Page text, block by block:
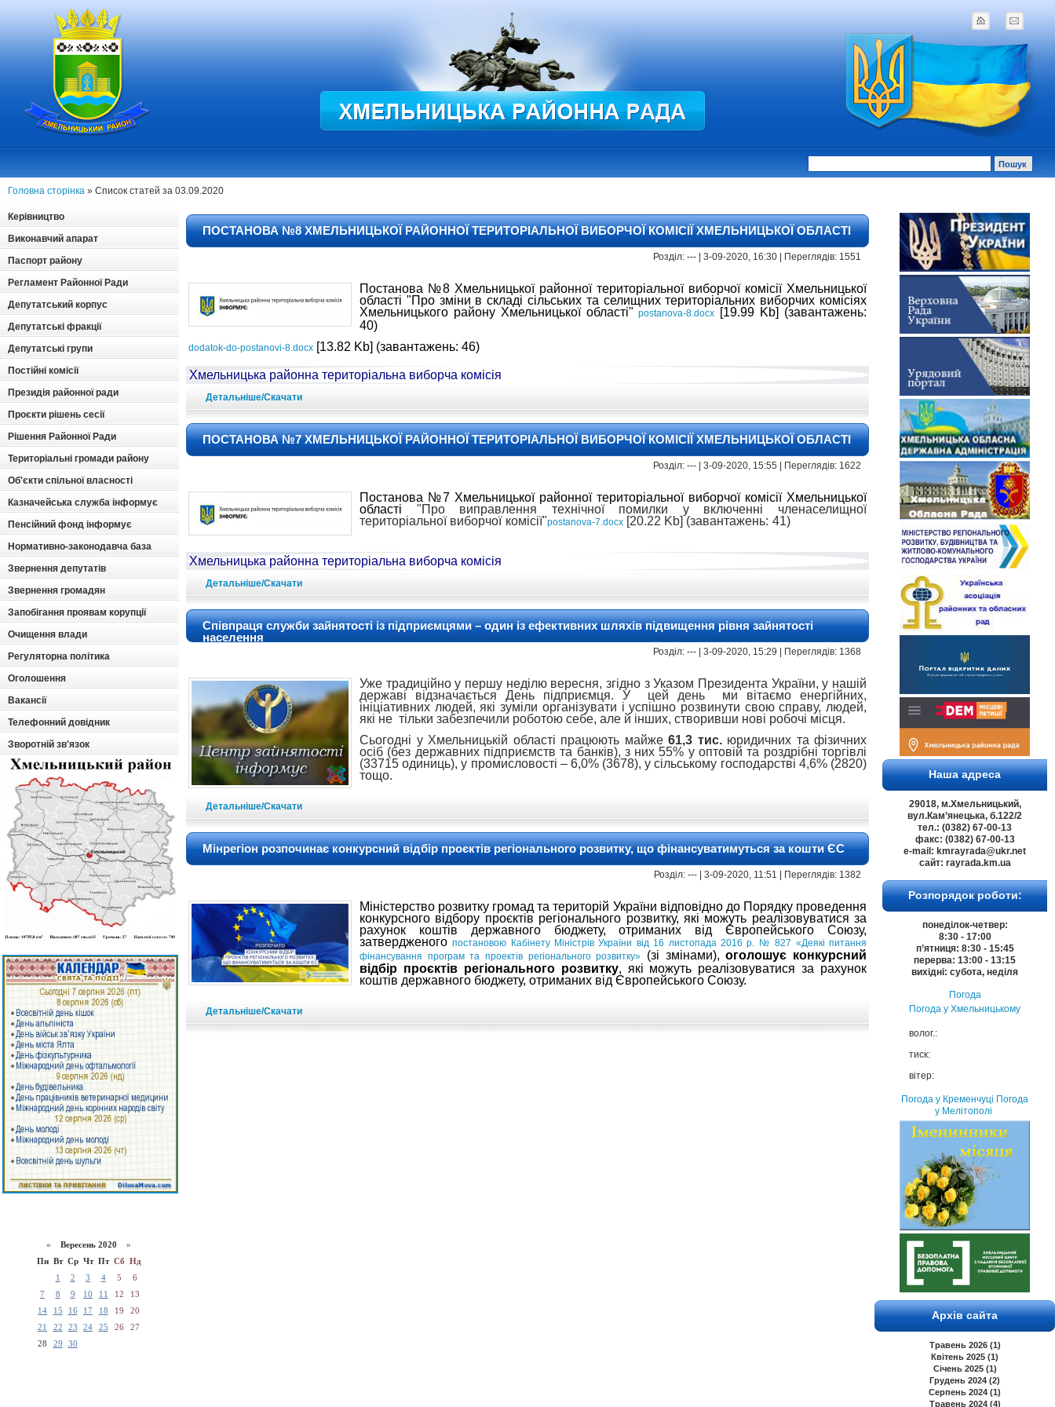
Головна сторінка » Список статей за 03.09.2020
Керівництво
Виконавчий апарат
Паспорт району
Регламент Районної Ради
Депутатський корпус
Депутатські фракції
Депутатські групи
Постійні комісії
Президія районної ради
Проєкти рішень сесії
Рішення Районної Ради
Територіальні громади району
Об'єкти спільної власності
Казначейська служба інформує
Пенсійний фонд інформує
Нормативно-законодавча база
Звернення депутатів
Звернення громадян
Запобігання проявам корупції
Очищення влади
Регуляторна політика
Оголошення
Вакансії
Телефонний довідник
Зворотній зв'язок
« Вересень 2020 »
Пн Вт Ср Чт Пт Сб Нд
1
2 3 4 5
6
7
8 9 10 11 12
13
14
15 16 17 18 19
20
21
22 23 24 25 26
27
28
29 30
Наша адреса
29018, м.Хмельницький,
вул.Кам’янецька, б.122/2
тел.: (0382) 67-00-13
факс: (0382) 67-00-13
e-mail: kmrayrada@ukr.net
сайт: rayrada.km.ua
Розпорядок роботи:
понеділок-четвер:
8:30 - 17:00
п’ятниця: 8:30 - 15:45
перерва: 13:00 - 13:15
вихідні: субота, неділя
Погода
Погода у Хмельницькому
волог.:
тиск:
вітер:
Погода у Кременчуці Погода
у Мелітополі
Архів сайта
Травень 2026 (1)
Квітень 2025 (1)
Січень 2025 (1)
Грудень 2024 (2)
Серпень 2024 (1)
Травень 2024 (4)
ПОСТАНОВА №8 ХМЕЛЬНИЦЬКОЇ РАЙОННОЇ ТЕРИТОРІАЛЬНОЇ ВИБОРЧОЇ КОМІСІЇ ХМЕЛЬНИЦЬКОЇ ОБЛАСТІ
Розділ: --- | 3-09-2020, 16:30 | Переглядів: 1551
Постанова №8 Хмельницької районної територіальної виборчої комісії Хмельницької
області "Про зміни в складі сільських та селищних територіальних виборчих комісіях
Хмельницького району Хмельницької області"postanova-8.docx
[19.99 Kb] (завантажень:
40)
dodatok-do-postanovi-8.docx [13.82 Kb] (завантажень: 46)
Хмельницька районна територіальна виборча комісія
Детальніше/Скачати
ПОСТАНОВА №7 ХМЕЛЬНИЦЬКОЇ РАЙОННОЇ ТЕРИТОРІАЛЬНОЇ ВИБОРЧОЇ КОМІСІЇ ХМЕЛЬНИЦЬКОЇ ОБЛАСТІ
Розділ: --- | 3-09-2020, 15:55 | Переглядів: 1622
Постанова №7 Хмельницької районної територіальної виборчої комісії Хмельницької
області "Про виправлення технічної помилки у включенні членаселищної
територіальної виборчої комісії"postanova-7.docx[20.22 Kb] (завантажень: 41)
Хмельницька районна територіальна виборча комісія
Детальніше/Скачати
Співпраця служби зайнятості із підприємцями – один із ефективних шляхів підвищення рівня зайнятості
населення
Розділ: --- | 3-09-2020, 15:29 | Переглядів: 1368
Уже традиційно у першу неділю вересня, згідно з Указом Президента України, у нашій
державі відзначається День підприємця. У цей день ми вітаємо енергійних,
ініціативних людей, які зуміли організувати і успішно розвинути свою справу, людей,
які не тільки забезпечили роботою себе, але й інших, створивши нові робочі місця.
Сьогодні у Хмельницькій області працюють майже 61,3 тис.юридичних та фізичних
осіб (без державних підприємств та банків), з них 55% у оптовій та роздрібні торгівлі
(33715 одиниць), у промисловості – 6,0% (3678), у сільському господарстві 4,6% (2820)
тощо.
Детальніше/Скачати
Мінрегіон розпочинає конкурсний відбір проєктів регіонального розвитку, що фінансуватимуться за кошти ЄС
Розділ: --- | 3-09-2020, 11:51 | Переглядів: 1382
Міністерство розвитку громад та територій України відповідно до Порядку проведення
конкурсного відбору проєктів регіонального розвитку, які можуть реалізовуватися за
рахунок коштів державного бюджету, отриманих від Європейського Союзу,
затвердженогопостановою Кабінету Міністрів України від 16 листопада 2016 р. № 827 «Деякі питання
фінансування програм та проектів регіонального розвитку»
(зі змінами),оголошує конкурсний
відбір проєктів регіонального розвитку, які можуть реалізовуватися за рахунок
коштів державного бюджету, отриманих від Європейського Союзу.
Детальніше/Скачати